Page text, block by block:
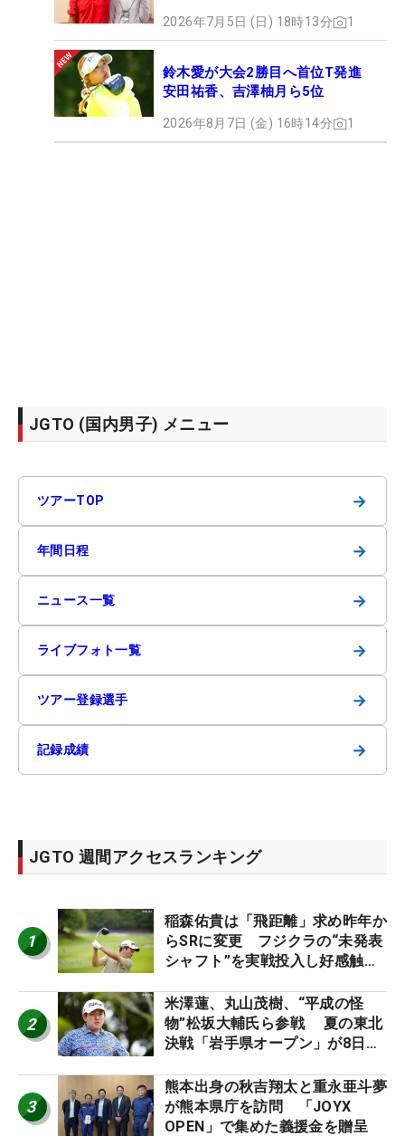
2026年7月5日 (日) 18時13分 1
鈴木愛が大会2勝目へ首位T発進
安田祐香、吉澤柚月ら5位
2026年8月7日 (金) 16時14分 1
JGTO (国内男子) メニュー
ツアーTOP →
年間日程 →
ニュース一覧 →
ライブフォト一覧 →
ツアー登録選手 →
記録成績 →
JGTO 週間アクセスランキング
1
稲森佑貴は「飛距離」求め昨年か
らSRに変更 フジクラの“未発表
シャフト”を実戦投入し好感触
ーのヒトネタ！】
2
米澤蓮、丸山茂樹、“平成の怪
物”松坂大輔氏ら参戦 夏の東北
決戦「岩手県オープン」が8日開
3
熊本出身の秋吉翔太と重永亜斗夢
が熊本県庁を訪問 「JOYX
OPEN」で集めた義援金を贈呈